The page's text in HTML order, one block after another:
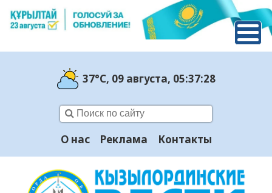
37°C, 09 августа, 05:37:29
О нас Реклама Контакты